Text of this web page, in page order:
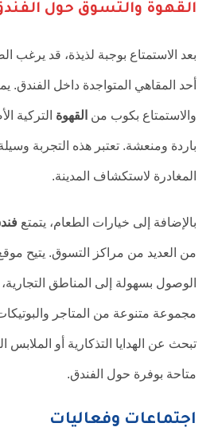
القهوة والتسوق حول
بعد الاستمتاع بوجبة لذيذة، قد يرغب
أحد المقاهي المتواجدة داخل الفندق.
والاستمتاع بكوب من القهوة التركية
باردة ومنعشة. تعتبر هذه التجربة
المغادرة لاستكشاف المدينة.
بالإضافة إلى خيارات الطعام، يتمتع
من العديد من مراكز التسوق. يتيح موقع
الوصول بسهولة إلى المناطق
مجموعة متنوعة من المتاجر
تبحث عن الهدايا التذكارية أو الملابس
متاحة بوفرة حول الفندق.
اجتماعات وفعاليات